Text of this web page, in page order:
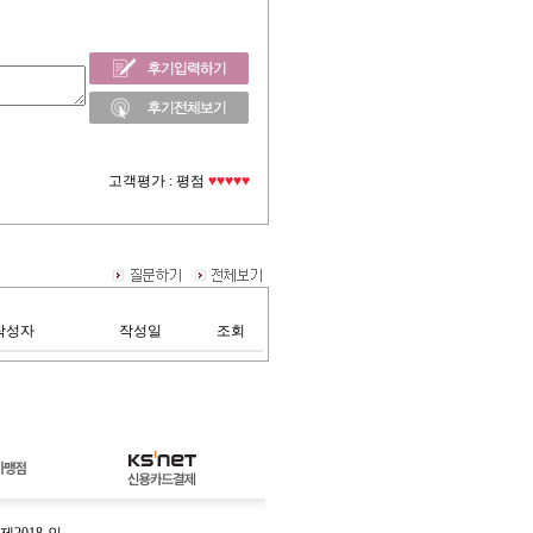
고객평가 : 평점 ♥♥♥♥♥
성자 작성일 조회